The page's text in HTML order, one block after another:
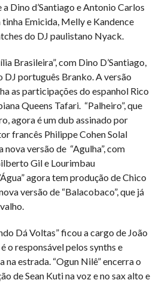
a Dino d’Santiago e Antonio Carlos
tinha Emicida, Melly e Kandence
do DJ paulistano Nyack.
Brasileira”, com Dino D’Santiago,
DJ português Branko. A versão
as participações do espanhol Rico
Queens Tafari. “Palheiro”, que
agora é um dub assinado por
francês Philippe Cohen Solal
versão de “Agulha”, com
Gil e Lourimbau
agora tem produção de Chico
versão de “Balacobaco”, que já
Dá Voltas” ficou a cargo de João
o responsável pelos synths e
na estrada. “Ogun Nilê” encerra o
de Sean Kuti na voz e no sax alto e